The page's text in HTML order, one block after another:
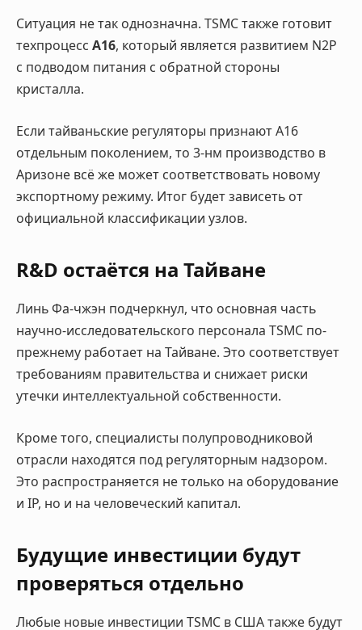
Ситуация не так однозначна. TSMC также готовит
техпроцесс A16, который является развитием N2P
с подводом питания с обратной стороны
кристалла.
Если тайваньские регуляторы признают A16
отдельным поколением, то 3-нм производство в
Аризоне всё же может соответствовать новому
экспортному режиму. Итог будет зависеть от
официальной классификации узлов.
R&D остаётся на Тайване
Линь Фа-чжэн подчеркнул, что основная часть
научно-исследовательского персонала TSMC по-
прежнему работает на Тайване. Это соответствует
требованиям правительства и снижает риски
утечки интеллектуальной собственности.
Кроме того, специалисты полупроводниковой
отрасли находятся под регуляторным надзором.
Это распространяется не только на оборудование
и IP, но и на человеческий капитал.
Будущие инвестиции будут
проверяться отдельно
Любые новые инвестиции TSMC в США также будут